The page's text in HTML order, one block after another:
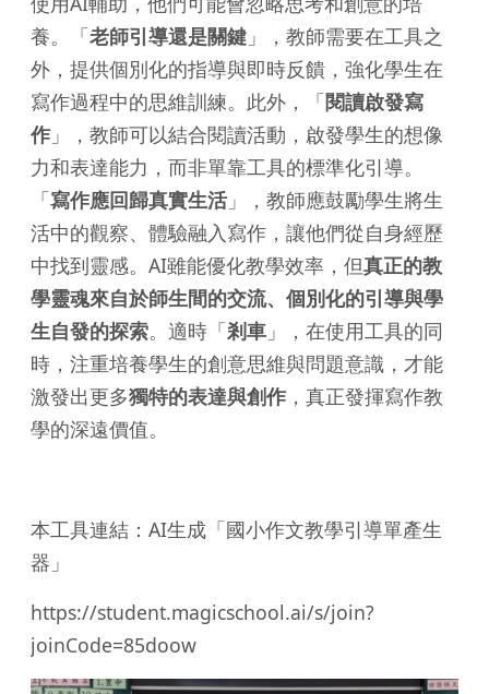
養。「老師引導還是關鍵 」，教師需要在工具之
外，提供個別化的指導與即時反饋，強化學生在
寫作過程中的思維訓練。此外，「閱讀啟發寫
作 」，教師可以結合閱讀活動，啟發學生的想像
力和表達能力，而非單靠工具的標準化引導。
「寫作應回歸真實生活」，教師應鼓勵學生將生
活中的觀察、體驗融入寫作，讓他們從自身經歷
中找到靈感。AI雖能優化教學效率，但真正的教
學靈魂來自於師生間的交流、個別化的引導與學
生自發的探索。適時「剎車 」，在使用工具的同
時，注重培養學生的創意思維與問題意識，才能
激發出更多獨特的表達與創作 ，真正發揮寫作教
學的深遠價值。
本工具連結：AI生成「國小作文教學引導單產生
器」
https://student.magicschool.ai/s/join?
joinCode=85doow